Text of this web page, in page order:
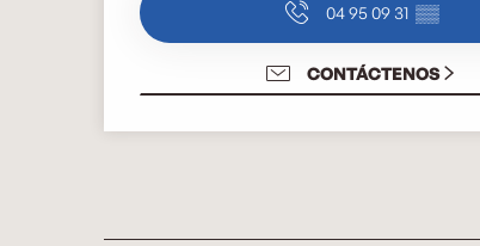
04 95 09 31 ▒▒
CONTÁCTENOS